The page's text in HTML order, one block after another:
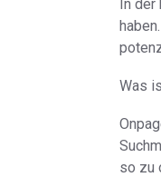
In der
Was
so zu